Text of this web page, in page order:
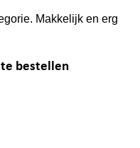
Makkelijk en erg
bestellen